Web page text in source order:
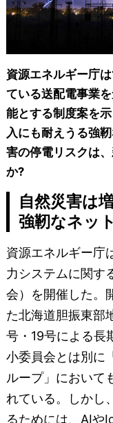
資源エネルギー庁
ている送配電事業
能とする制度案を
入にも耐えうる強
害の停電リスクは
か?
自然災害は
強靭なネッ
資源エネルギー庁
力システムに関す
会）を開催した。
た北海道胆振東部
号・19号による長
小委員会とは別に
ループ」において
れている。しかし
るためには、AIや